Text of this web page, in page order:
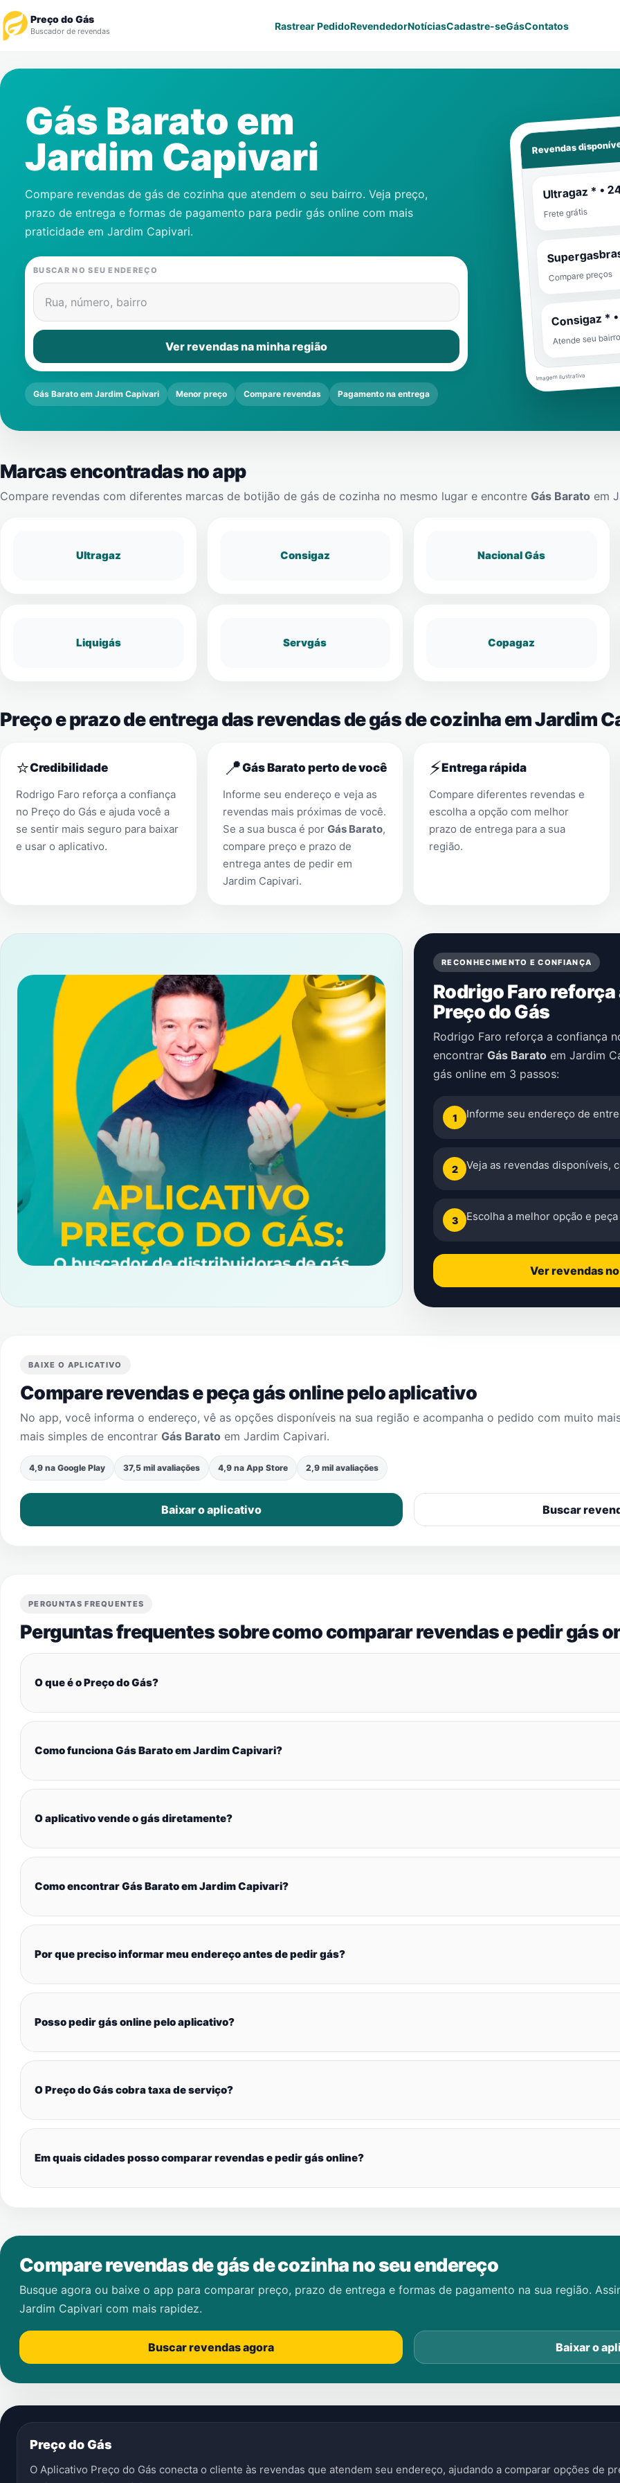
Preço do Gás
Buscador de revendas Rastrear PedidoRevendedorNotíciasCadastre-seGásContatos
Revendedor
Notícias
Gás
Contatos
Gás Barato em
Jardim Capivari
Compare revendas de gás de cozinha que atendem o seu bairro. Veja preço,
prazo de entrega e formas de pagamento para pedir gás online com mais
praticidade em Jardim Capivari.
BUSCAR NO SEU ENDEREÇO
Rua, número, bairro
Ver revendas na minha região
Gás Barato em Jardim Capivari Menor preço Compare revendas Pagamento na entrega
Revendas
Ultragaz * •
Frete grátis
Compare preços
Consigaz *
Atende seu
Imagem ilustrativa
Marcas encontradas no app
Compare revendas com diferentes marcas de botijão de gás de cozinha no mesmo lugar e encontre Gás Barato em
Ultragaz Consigaz Nacional Gás
Liquigás Servgás Copagaz
Preço e prazo de entrega das revendas de gás de cozinha em Jardim
⭐Credibilidade
Rodrigo Faro reforça a confiança
no Preço do Gás e ajuda você a
se sentir mais seguro para baixar
e usar o aplicativo.
📍Gás Barato perto de você
Informe seu endereço e veja as
revendas mais próximas de você.
Se a sua busca é por Gás Barato,
compare preço e prazo de
entrega antes de pedir em
Jardim Capivari.
⚡Entrega rápida
Compare diferentes revendas e
escolha a opção com melhor
prazo de entrega para a sua
região.
RECONHECIMENTO E CONFIANÇA
Rodrigo Faro
Preço do Gás
Rodrigo Faro reforça a confiança
encontrar Gás Barato em Jardim
gás online em 3 passos:
1 Informe seu endereço de
2 Veja as revendas disponíveis,
3 Escolha a melhor opção e
Ver revendas
BAIXE O APLICATIVO
Compare revendas e peça gás online pelo aplicativo
No app, você informa o endereço, vê as opções disponíveis na sua região e acompanha o pedido com muito
mais simples de encontrar Gás Barato em Jardim Capivari.
4,9 na Google Play 37,5 mil avaliações 4,9 na App Store 2,9 mil avaliações
Baixar o aplicativo Buscar
PERGUNTAS FREQUENTES
Perguntas frequentes sobre como comparar revendas e pedir gás
O que é o Preço do Gás?
Como funciona Gás Barato em Jardim Capivari?
O aplicativo vende o gás diretamente?
Como encontrar Gás Barato em Jardim Capivari?
Por que preciso informar meu endereço antes de pedir gás?
Posso pedir gás online pelo aplicativo?
O Preço do Gás cobra taxa de serviço?
Em quais cidades posso comparar revendas e pedir gás online?
Compare revendas de gás de cozinha no seu endereço
Busque agora ou baixe o app para comparar preço, prazo de entrega e formas de pagamento na sua região.
Jardim Capivari com mais rapidez.
Buscar revendas agora Baixar o
Preço do Gás
O Aplicativo Preço do Gás conecta o cliente às revendas que atendem seu endereço, ajudando a comparar opções de